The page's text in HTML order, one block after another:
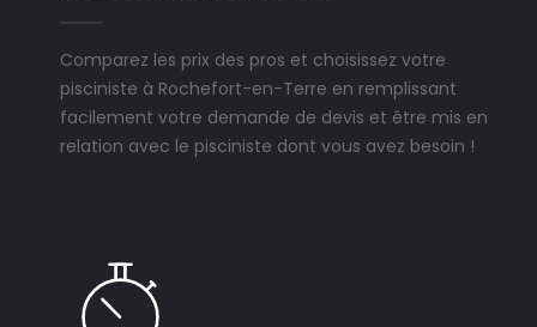
Comparez les prix des pros et choisissez votre
pisciniste à Rochefort-en-Terre en remplissant
facilement votre demande de devis et être mis en
relation avec le pisciniste dont vous avez besoin !